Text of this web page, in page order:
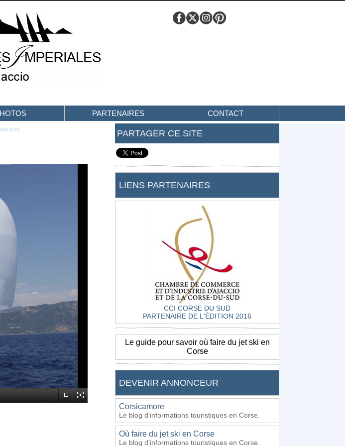
PARTENAIRES CONTACT
PARTAGER CE SITE
LIENS PARTENAIRES
CCI CORSE DU SUD
PARTENAIRE DE L'ÉDITION 2016
Le guide pour savoir où faire du jet ski en
Corse
DEVENIR ANNONCEUR
Corsicamore
Le blog d'informations touristiques en Corse.
Où faire du jet ski en Corse
Le blog d'informations touristiques en Corse.